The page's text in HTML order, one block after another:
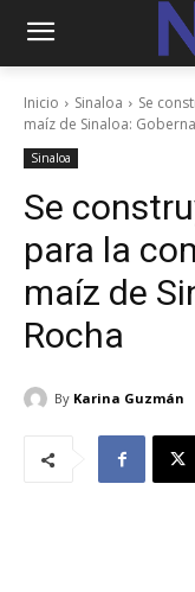
Inicio Sinaloa
Se
maíz de Sinaloa:
Sinaloa
Se
para la
maíz de
Rocha
By Karina Guzmán